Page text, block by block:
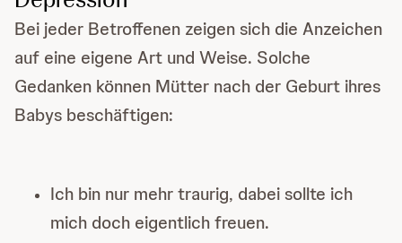
Bei jeder Betroffenen zeigen sich die Anzeichen
auf eine eigene Art und Weise. Solche
Gedanken können Mütter nach der Geburt ihres
Babys beschäftigen:
Ich bin nur mehr traurig, dabei sollte ich
mich doch eigentlich freuen.